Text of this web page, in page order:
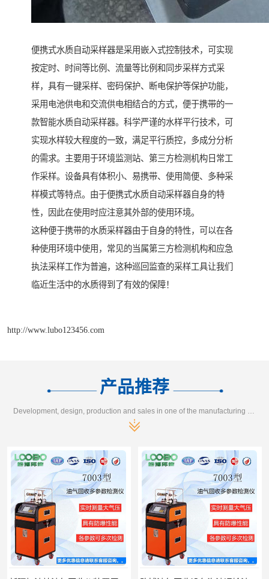
便携式水质自动采样器是采用嵌入式控制技术，可实现
按定时、时间等比例、流量等比例和同步采样方式采
样，具有一键采样、密码保护、断电保护等保护功能，
采用电池供电和交流供电相结合的方式，便于携带的一
款智能水质自动采样器。科学严谨的水样平行技术，可
实现水样较大程度的一致，满足平行质控，多成分分析
的需求。主要用于环境监测站、第三方检测机构日常工
作采样。设备具有体积小、易携带、使用简便、多种采
样模式等特点。由于便携式水质自动采样器自身的特
性，因此在使用时应注意其外部的使用环境。
这种便于携带的水质采样器由于自身的特性，可以在各
种使用环境中使用，常见的当属第三方检测机构和应急
执法采样工作为普遍，这种巡回监查的采样工具让我们
临近生活中的水质得到了有效的保障！
http://www.lubo123456.com
产品推荐